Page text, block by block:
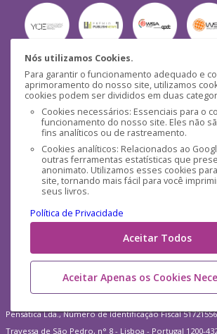
Nós utilizamos Cookies.
Para garantir o funcionamento adequado e
aprimoramento do nosso site, utilizamos
cookies podem ser divididos em duas
Cookies necessários: Essenciais para o
funcionamento do nosso site. Eles não
fins analíticos ou de rastreamento.
Cookies analíticos: Relacionados ao
outras ferramentas estatísticas que
anonimato. Utilizamos esses cookies
site, tornando mais fácil para você
seus livros.
Política de Privacidade
Aceitar Todos
Aceitar Apenas os Cookies
Segurança
Mídias Sociais
Pensática Lda., Número de Identificação Fiscal
Travessa de São Pedro, n° 8 - Lisboa - Portugal 1200-